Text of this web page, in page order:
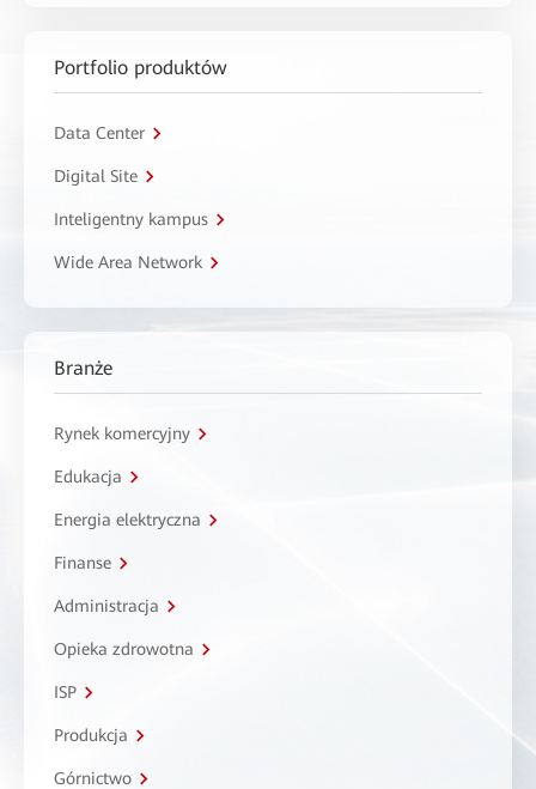
Portfolio produktów
Data Center
Digital Site
Inteligentny kampus
Wide Area Network
Branże
Rynek komercyjny
Edukacja
Energia elektryczna
Finanse
Administracja
Opieka zdrowotna
ISP
Produkcja
Górnictwo